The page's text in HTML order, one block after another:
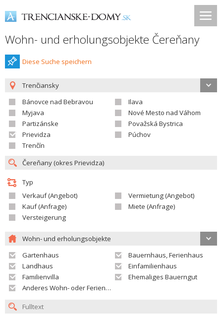
Wohn- und erholungsobjekte Čereňany
Diese Suche speichern
Trenčiansky
Bánovce nad Bebravou
Ilava
Myjava
Nové Mesto nad Váhom
Partizánske
Považská Bystrica
Prievidza
Púchov
Trenčín
Typ
Verkauf (Angebot)
Vermietung (Angebot)
Kauf (Anfrage)
Miete (Anfrage)
Versteigerung
Wohn- und erholungsobjekte
Gartenhaus
Bauernhaus, Ferienhaus
Landhaus
Einfamilienhaus
Familienvilla
Ehemaliges Bauerngut
Anderes Wohn- oder Ferienobjekt